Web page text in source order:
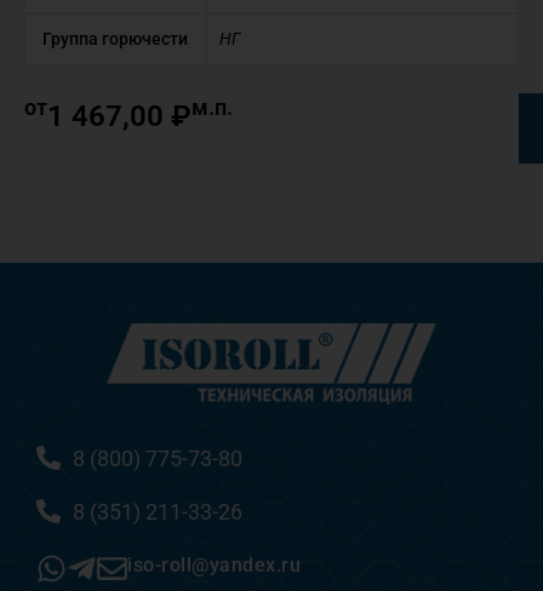
Группа горючести НГ
от1 467,00 ₽м.п.
8 (800) 775-73-80
8 (351) 211-33-26
iso-roll@yandex.ru